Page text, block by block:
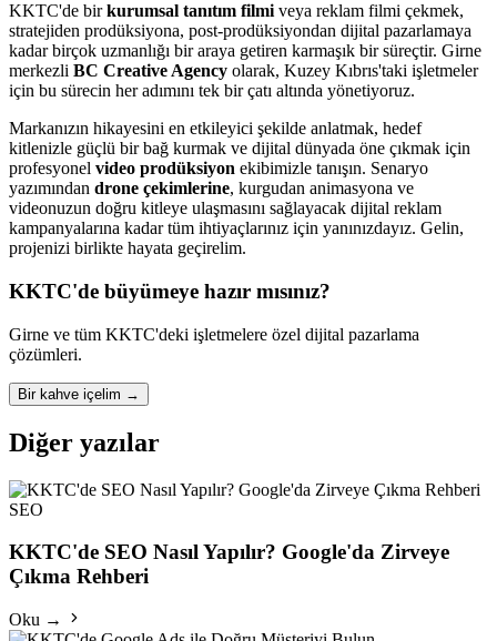
KKTC'de birkurumsal tanıtım filmiveya reklam filmi çekmek,
stratejiden prodüksiyona, post-prodüksiyondan dijital pazarlamaya
kadar birçok uzmanlığı bir araya getiren karmaşık bir süreçtir. Girne
merkezli BC Creative Agency olarak, Kuzey Kıbrıs'taki işletmeler
için bu sürecin her adımını tek bir çatı altında yönetiyoruz.
Markanızın hikayesini en etkileyici şekilde anlatmak, hedef
kitlenizle güçlü bir bağ kurmak ve dijital dünyada öne çıkmak için
profesyonel video prodüksiyon ekibimizle tanışın. Senaryo
yazımından drone çekimlerine, kurgudan animasyona ve
videonuzun doğru kitleye ulaşmasını sağlayacak dijital reklam
kampanyalarına kadar tüm ihtiyaçlarınız için yanınızdayız. Gelin,
projenizi birlikte hayata geçirelim.
KKTC'de büyümeye hazır mısınız?
Girne ve tüm KKTC'deki işletmelere özel dijital pazarlama
çözümleri.
Bir kahve içelim →
Diğer yazılar
SEO
KKTC'de SEO Nasıl Yapılır? Google'da Zirveye
Çıkma Rehberi
Oku →